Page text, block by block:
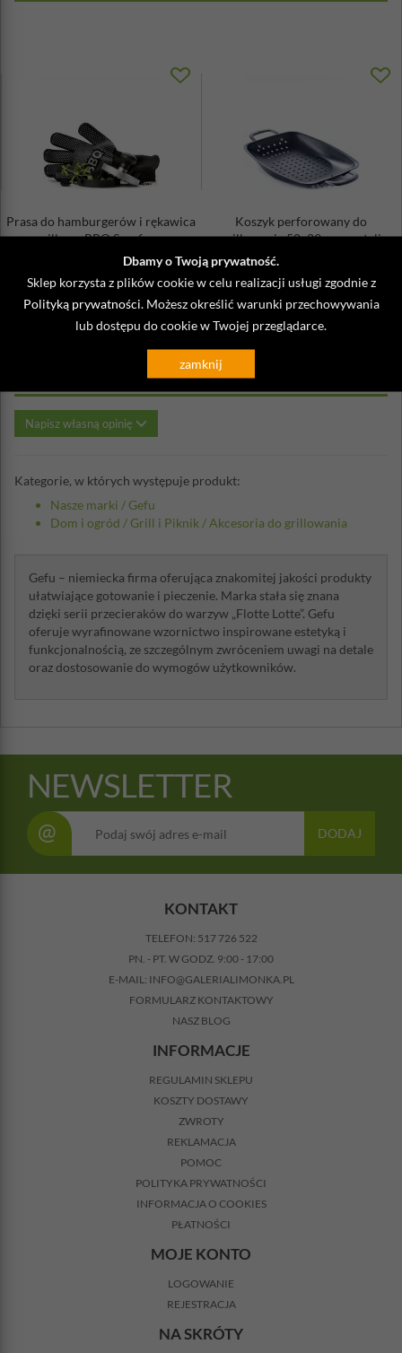
Dbamy o Twoją prywatność.
Sklep korzysta z plików cookie w celu realizacji usługi zgodnie z
Polityką prywatności. Możesz określić warunki przechowywania
lub dostępu do cookie w Twojej przeglądarce.
zamknij
Prasa do hamburgerów i rękawica
grillowa BBQ Sagaform
159,90 zł
Koszyk perforowany do
grillowania 50x29 cm ze stali
310,00 zł
Opinie o Ruszt do pieczenia mięs Gefu
Napisz własną opinię
Kategorie, w których występuje produkt:
Nasze marki /Gefu
Dom i ogród /Grill i Piknik /Akcesoria do grillowania
Gefu – niemiecka firma oferująca znakomitej jakości produkty
ułatwiające gotowanie i pieczenie. Marka stała się znana
dzięki serii przecieraków do warzyw „Flotte Lotte”. Gefu
oferuje wyrafinowane wzornictwo inspirowane estetyką i
funkcjonalnością, ze szczególnym zwróceniem uwagi na detale
oraz dostosowanie do wymogów użytkowników.
NEWSLETTER
@ DODAJ
KONTAKT
TELEFON: 517 726 522
PN. - PT. W GODZ. 9:00 - 17:00
E-MAIL: INFO@GALERIALIMONKA.PL
FORMULARZ KONTAKTOWY
NASZ BLOG
INFORMACJE
REGULAMIN SKLEPU
KOSZTY DOSTAWY
ZWROTY
REKLAMACJA
POMOC
POLITYKA PRYWATNOŚCI
INFORMACJA O COOKIES
PŁATNOŚCI
MOJE KONTO
LOGOWANIE
REJESTRACJA
NA SKRÓTY